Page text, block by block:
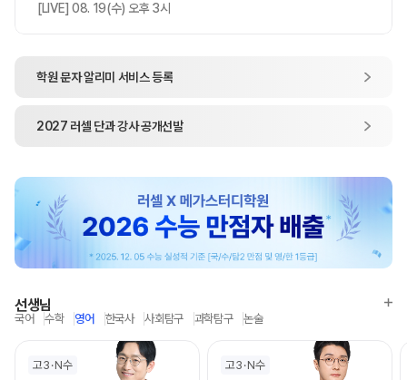
[LIVE] 08. 19(수) 오후 3시
학원 문자 알리미 서비스 등록
2027 러셀 단과강사 공개선발
선생님
국어 수학 영어 한국사 사회탐구 과학탐구 논술
고3 N수 고3 N수